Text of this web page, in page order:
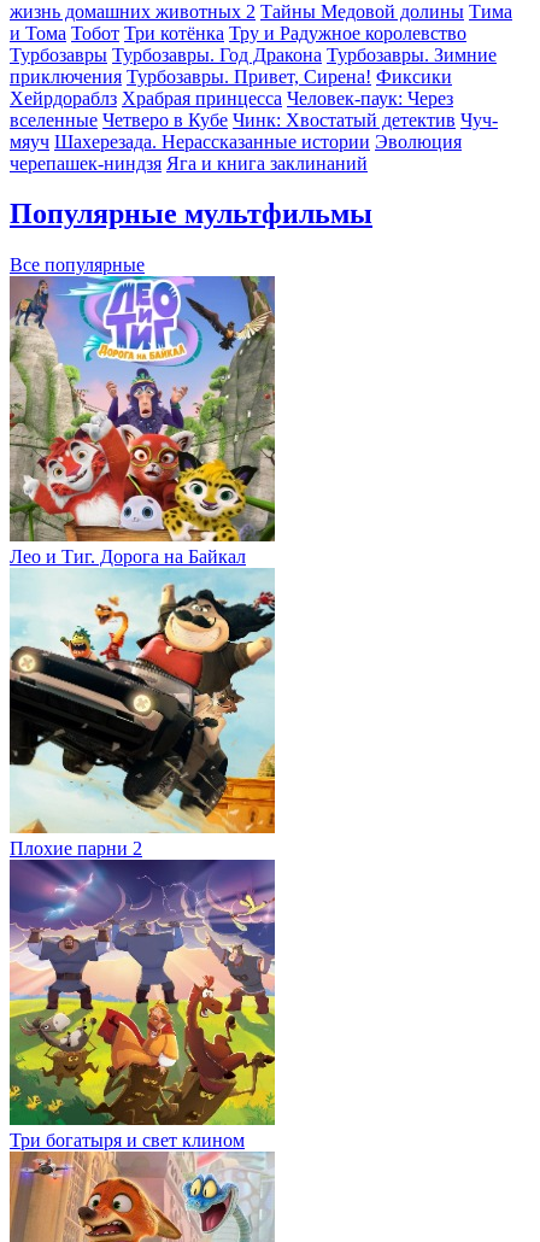
жизнь домашних животных 2 Тайны Медовой долины Тима
и Тома Тобот Три котёнка Тру и Радужное королевство
Турбозавры Турбозавры. Год Дракона Турбозавры. Зимние
приключения Турбозавры. Привет, Сирена! Фиксики
Хейрдораблз Храбрая принцесса Человек-паук: Через
вселенные Четверо в Кубе Чинк: Хвостатый детектив Чуч-
мяуч Шахерезада. Нерассказанные истории Эволюция
черепашек-ниндзя Яга и книга заклинаний
Популярные мультфильмы
Все популярные
Лео и Тиг. Дорога на Байкал
Плохие парни 2
Три богатыря и свет клином